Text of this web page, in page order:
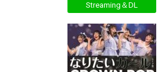
Streaming＆DL